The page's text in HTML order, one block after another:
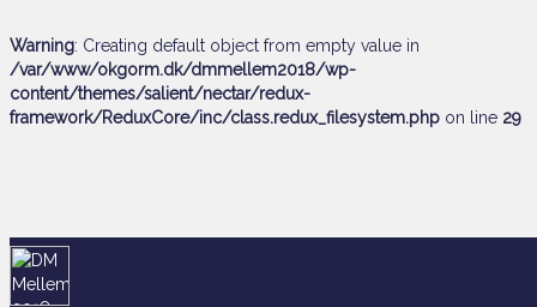
Warning: Creating default object from empty value in
/var/www/okgorm.dk/dmmellem2018/wp-
content/themes/salient/nectar/redux-
framework/ReduxCore/inc/class.redux_filesystem.php on line 29
Her finder du alle løbets baner: